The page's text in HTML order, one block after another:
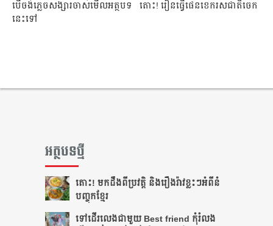
បើចង់ភ្លេចសង្សារចាស់មើលអត្ថបទ
នេះទៅ
តោះ​! រៀន​ធ្វើ​​ផេន​ខេក​រស​ជាតិ​ចេក​
អត្ថបទថ្មី
តោះ! មកដឹងពីប្រវត្តិ និងរឿងរ៉ាវខ្លះៗអំពីនំ
បញ្ចុកខ្មែរ
ទៅដើរលេងជាមួយ Best friend កុំរំលង